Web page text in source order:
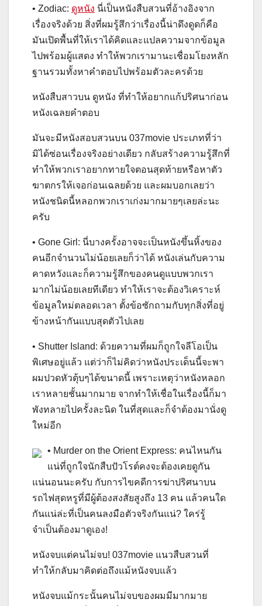
• Zodiac: ดูหนัง นี่เป็นหนังสืบสวนที่อ้างอิงจาก
เรื่องจริงด้วย สิ่งที่ผมรู้สึกว่าเรื่องนี้น่าดึงดูดก็คือ
มันเปิดพื้นที่ให้เราได้คิดและแปลความจากข้อมูล
ไปพร้อมผู้แสดง ทำให้พวกเรามานะเชื่อมโยงหลัก
ฐานรวมทั้งหาคำตอบไปพร้อมตัวละครด้วย
หนังสืบสาวบน ดูหนัง ที่ทำให้อยากแก้ปริศนาก่อน
หนังเฉลยคำตอบ
มันจะมีหนังสอบสวนบน 037movie ประเภทที่ว่า
มิได้ซ่อนเรื่องจริงอย่างเดียว กลับสร้างความรู้สึกที่
ทำให้พวกเราอยากทายใจตอนสุดท้ายหรือหาตัว
ฆาตกรให้เจอก่อนเฉลยด้วย และผมบอกเลยว่า
หนังชนิดนี้หลอกพวกเราเก่งมากมายๆเลยล่ะนะ
ครับ
• Gone Girl: นี่บางครั้งอาจจะเป็นหนังขึ้นหิ้งของ
คนอีกจำนวนไม่น้อยเลยก็ว่าได้ หนังเล่นกับความ
คาดหวังและก็ความรู้สึกของคนดูแบบพวกเรา
มากไม่น้อยเลยทีเดียว ทำให้เราจะต้องวิเคราะห์
ข้อมูลใหม่ตลอดเวลา ตั้งข้อซักถามกับทุกสิ่งที่อยู่
ข้างหน้ากันแบบสุดตัวไปเลย
• Shutter Island: ด้วยความที่ผมก็ถูกใจลีโอเป็น
พิเศษอยู่แล้ว แต่ว่าก็ไม่คิดว่าหนังประเด็นนี้จะพา
ผมปวดหัวตุ้บๆได้ขนาดนี้ เพราะเหตุว่าหนังหลอก
เราหลายชั้นมากมาย จากทำให้เชื่อในเรื่องนี้ก็มา
พังทลายไปครั้งละนิด ในที่สุดและก็จำต้องมานั่งดู
ใหม่อีก
• Murder on the Orient Express: คนไหนกัน
แน่ที่ถูกใจนักสืบปัวโรต์คงจะต้องเคยดูกัน
แน่นอนนะครับ กับการไขคดีการฆ่าปริศนาบน
รถไฟสุดหรูที่มีผู้ต้องสงสัยสูงถึง 13 คน แล้วคนใด
กันแน่ล่ะที่เป็นคนลงมือตัวจริงกันแน่? ใคร่รู้
จำเป็นต้องมาดูเอง!
หนังจบแต่คนไม่จบ! 037movie แนวสืบสวนที่
ทำให้กลับมาคิดต่อถึงแม้หนังจบแล้ว
หนังจบแม้กระนั้นคนไม่จบของผมมีมากมาย